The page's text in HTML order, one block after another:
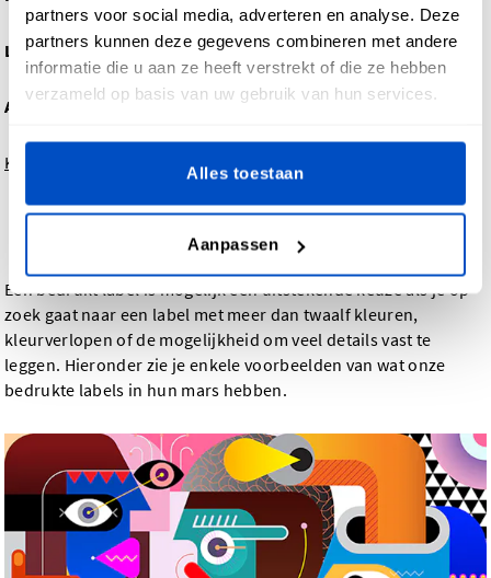
partners voor social media, adverteren en analyse. Deze
partners kunnen deze gegevens combineren met andere
informatie die u aan ze heeft verstrekt of die ze hebben
verzameld op basis van uw gebruik van hun services.
Alles toestaan
Aanpassen
Labeltype: geweven label (horizontale middenvouw)
Aanbrengen: opnaaien
Kies je ontwerpmethode voor geweven labels
Bedrukte labels
Een bedrukt label is mogelijk een uitstekende keuze als je op
zoek gaat naar een label met meer dan twaalf kleuren,
kleurverlopen of de mogelijkheid om veel details vast te
leggen. Hieronder zie je enkele voorbeelden van wat onze
bedrukte labels in hun mars hebben.